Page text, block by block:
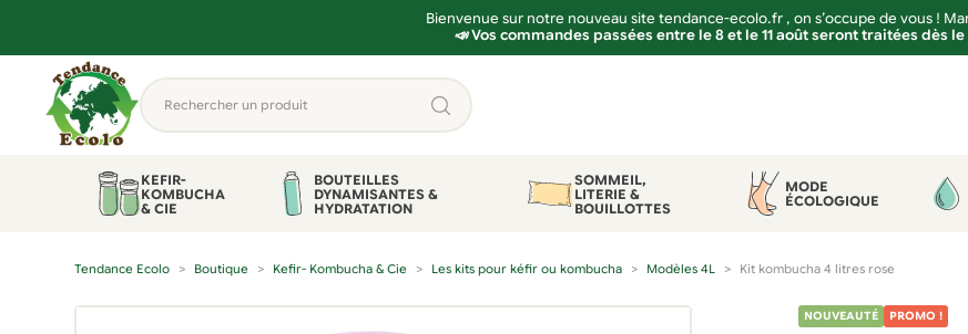
Bienvenue sur notre nouveau site tendance-ecolo.fr , on s’occupe de vous !
📣 Vos commandes passées entre le 8 et le 11 août seront traitées dès le
contenu
Rechercher
un
KEFIR-
KOMBUCHA
& CIE
BOUTEILLES
DYNAMISANTES &
HYDRATATION
SOMMEIL,
LITERIE &
BOUILLOTTES
MODE
ÉCOLOGIQUE
Tendance Ecolo Boutique Kefir- Kombucha & Cie Les kits pour kéfir ou kombucha Modèles 4L Kit kombucha 4 litres rose
NOUVEAUTÉ PROMO !